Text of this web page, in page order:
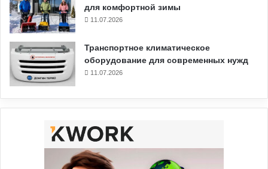
для комфортной зимы
11.07.2026
Транспортное климатическое
оборудование для современных нужд
11.07.2026